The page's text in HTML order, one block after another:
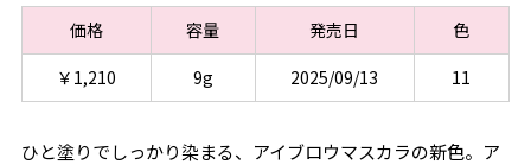
価格 容量 発売日
色
￥1,210
9g 2025/09/13 11
ひと塗りでしっかり染まる、アイブロウマスカラの新色。ア